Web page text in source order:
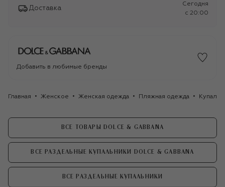
Доставка
Сегодня
c 20:00
Добавить в любимые бренды
Главная Женское Женская одежда Пляжная одежда
ВСЕ ТОВАРЫ DOLCE & GABBANA
ВСЕ РАЗДЕЛЬНЫЕ КУПАЛЬНИКИ DOLCE & GABBANA
ВСЕ РАЗДЕЛЬНЫЕ КУПАЛЬНИКИ